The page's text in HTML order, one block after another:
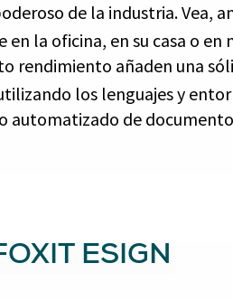
de la industria. Vea,
en la oficina, en su casa o
rendimiento añaden una
los lenguajes y
automatizado de
ESIGN